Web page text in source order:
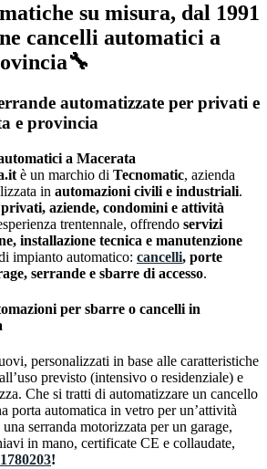
su misura, dal 1991
cancelli automatici a
automatizzate per privati e
e provincia
è un marchio di Tecnomatic, azienda
in automazioni civili e industriali.
privati, aziende, condomini e attività
trentennale, offrendo servizi
installazione tecnica e manutenzione
impianto automatico: cancelli, porte
serrande e sbarre di accesso.
per sbarre o cancelli in
personalizzati in base alle caratteristiche
previsto (intensivo o residenziale) e
Che si tratti di automatizzare un cancello
porta automatica in vetro per un’attività
serranda motorizzata per un garage,
in mano, certificate CE e collaudate,
!